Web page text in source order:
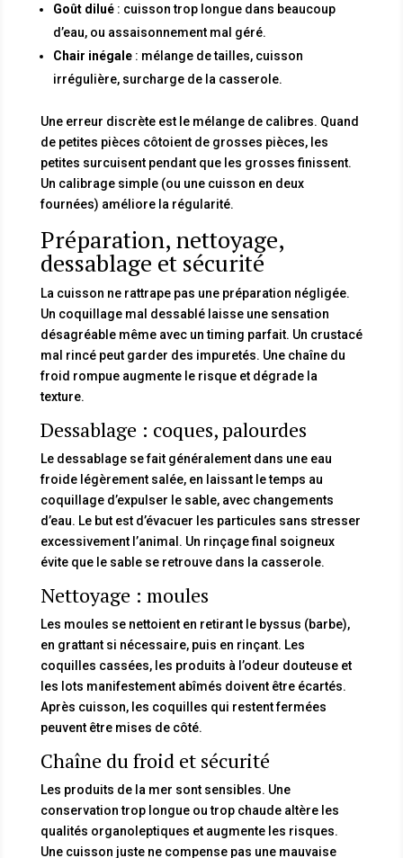
Goût dilué: cuisson trop longue dans beaucoup
d’eau, ou assaisonnement mal géré.
Chair inégale: mélange de tailles, cuisson
irrégulière, surcharge de la casserole.
Une erreur discrète est le mélange de calibres. Quand
de petites pièces côtoient de grosses pièces, les
petites surcuisent pendant que les grosses finissent.
Un calibrage simple (ou une cuisson en deux
fournées) améliore la régularité.
Préparation, nettoyage,
dessablage et sécurité
La cuisson ne rattrape pas une préparation négligée.
Un coquillage mal dessablé laisse une sensation
désagréable même avec un timing parfait. Un crustacé
mal rincé peut garder des impuretés. Une chaîne du
froid rompue augmente le risque et dégrade la
texture.
Dessablage : coques, palourdes
Le dessablage se fait généralement dans une eau
froide légèrement salée, en laissant le temps au
coquillage d’expulser le sable, avec changements
d’eau. Le but est d’évacuer les particules sans stresser
excessivement l’animal. Un rinçage final soigneux
évite que le sable se retrouve dans la casserole.
Nettoyage : moules
Les moules se nettoient en retirant le byssus (barbe),
en grattant si nécessaire, puis en rinçant. Les
coquilles cassées, les produits à l’odeur douteuse et
les lots manifestement abîmés doivent être écartés.
Après cuisson, les coquilles qui restent fermées
peuvent être mises de côté.
Chaîne du froid et sécurité
Les produits de la mer sont sensibles. Une
conservation trop longue ou trop chaude altère les
qualités organoleptiques et augmente les risques.
Une cuisson juste ne compense pas une mauvaise